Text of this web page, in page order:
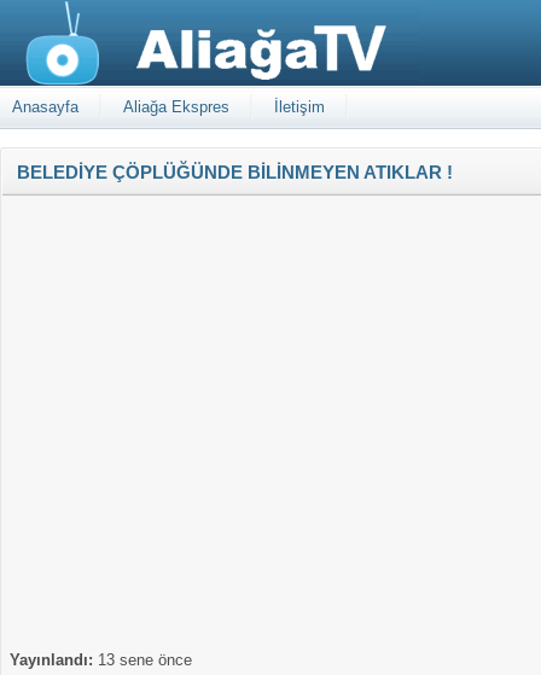
Anasayfa Aliağa Ekspres İletişim
BELEDİYE ÇÖPLÜĞÜNDE BİLİNMEYEN ATIKLAR !
Yayınlandı: 13 sene önce